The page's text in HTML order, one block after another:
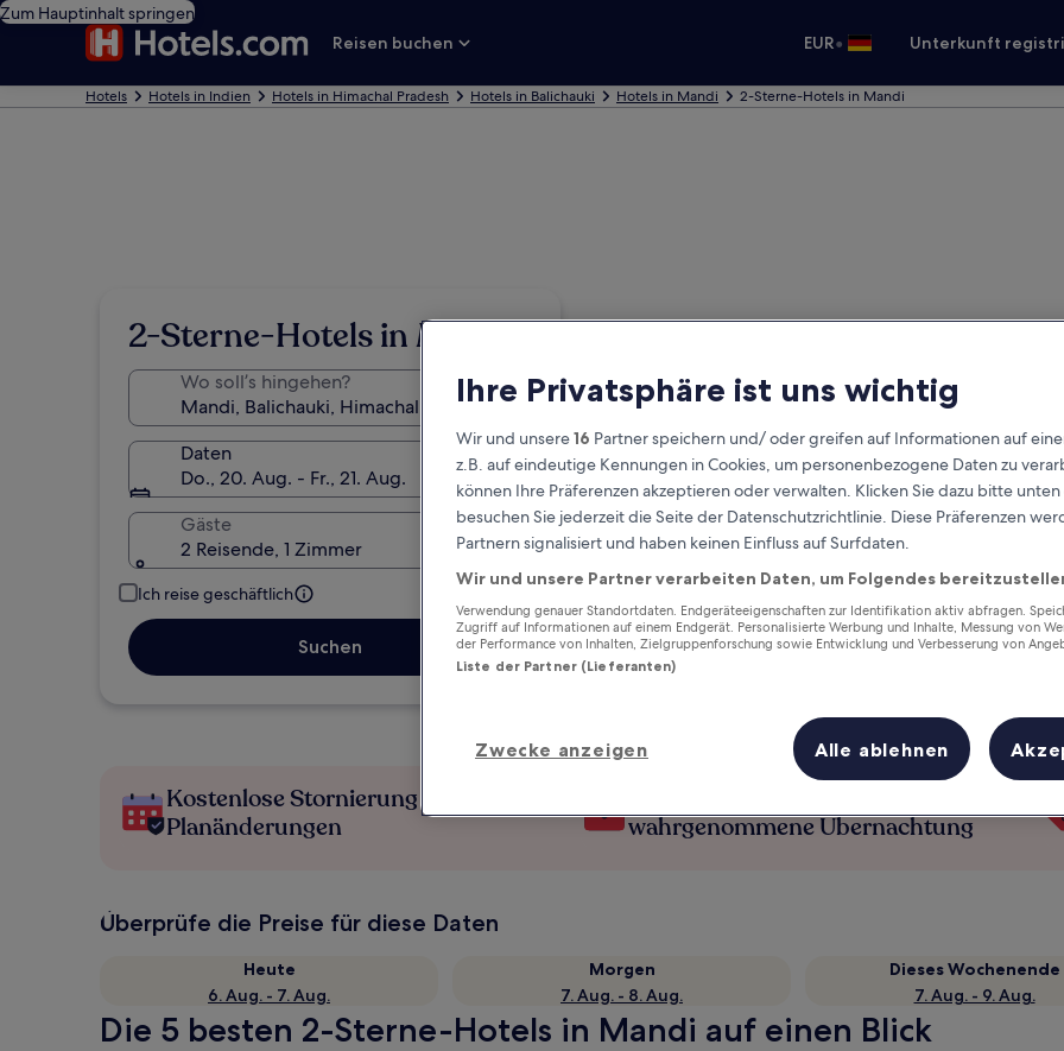
Zum Hauptinhalt springen
Reisen buchen
EUR• Unterkunft
Hotels Hotels in Indien Hotels in Himachal Pradesh Hotels in Balichauki Hotels in Mandi 2-Sterne-Hotels in Mandi
2-Sterne-Hotels in Mandi
Wo soll’s hingehen?
Daten
Do., 20. Aug. - Fr., 21. Aug.
Gäste
2 Reisende, 1 Zimmer
Ich reise geschäftlich
Suchen
Kostenlose Stornierung bei
Planänderungen
wahrgenommene Übernachtung
Überprüfe die Preise für diese Daten
Heute
6. Aug. - 7. Aug.
Morgen
7. Aug. - 8. Aug.
Dieses Wochenende
7. Aug. - 9. Aug.
Die 5 besten 2-Sterne-Hotels in Mandi auf einen Blick
Ihre Privatsphäre ist uns wichtig
Wir und unsere16 Partner speichern und/ oder greifen auf Informationen auf
z.B. auf eindeutige Kennungen in Cookies, um personenbezogene Daten zu
können Ihre Präferenzen akzeptieren oder verwalten. Klicken Sie dazu bitte
besuchen Sie jederzeit die Seite der Datenschutzrichtlinie. Diese Präferenzen
Partnern signalisiert und haben keinen Einfluss auf Surfdaten.
Wir und unsere Partner verarbeiten Daten, um Folgendes
Verwendung genauer Standortdaten. Endgeräteeigenschaften zur Identifikation aktiv abfragen.
Zugriff auf Informationen auf einem Endgerät. Personalisierte Werbung und Inhalte, Messung von
der Performance von Inhalten, Zielgruppenforschung sowie Entwicklung und Verbesserung von
Liste der Partner (Lieferanten)
Zwecke anzeigen Alle ablehnen